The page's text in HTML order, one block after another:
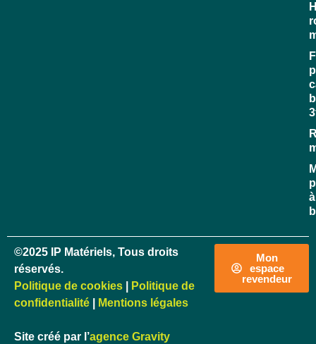
à
©2025 IP Matériels, Tous droits
réservés.
Politique de cookies
Politique de
confidentialité
Mentions légales
Site créé par l’agence Gravity
Mon
espace
revendeur